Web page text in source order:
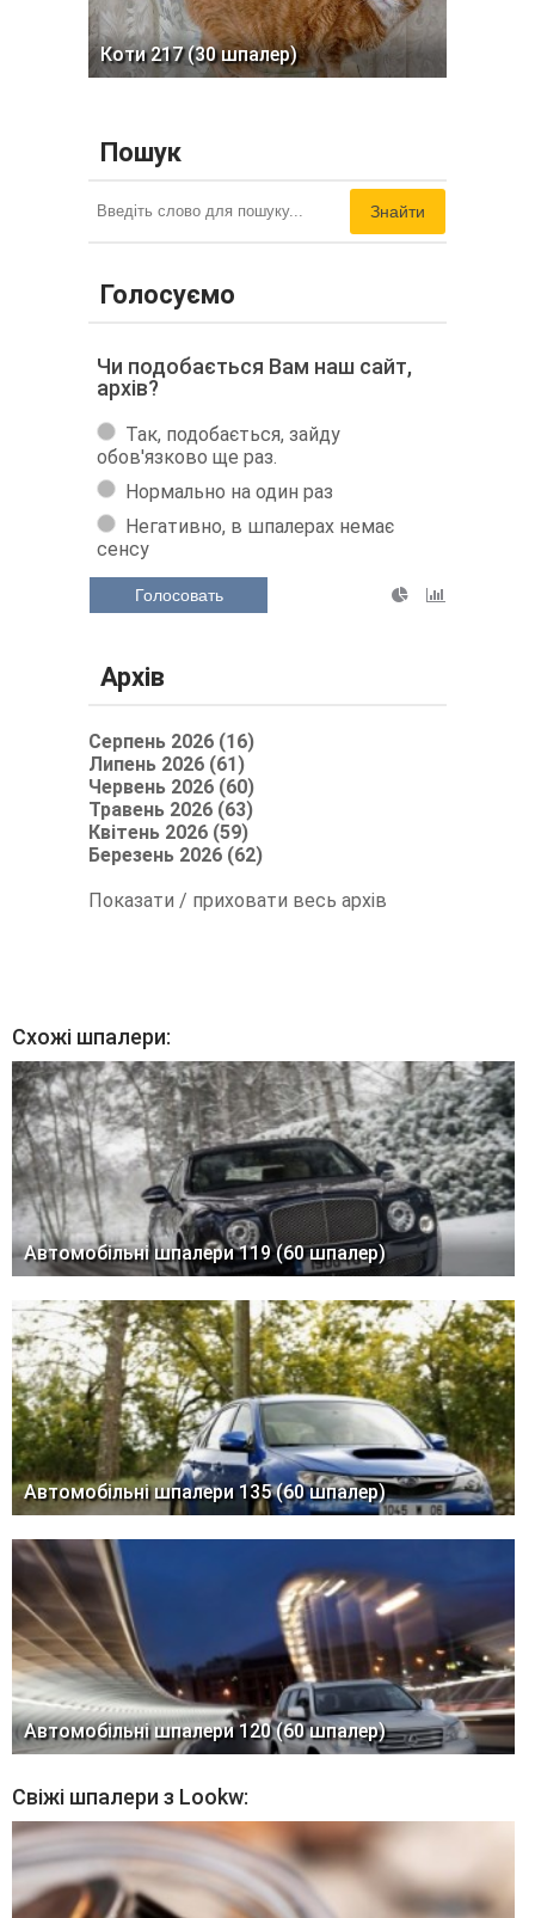
Коти 217 (30 шпалер)
Пошук
Знайти
Голосуємо
Чи подобається Вам наш сайт,
архів?
Так, подобається, зайду
обов'язково ще раз.
Нормально на один раз
Негативно, в шпалерах немає
сенсу
Голосовать
Архів
Серпень 2026 (16)
Липень 2026 (61)
Червень 2026 (60)
Травень 2026 (63)
Квітень 2026 (59)
Березень 2026 (62)
Показати / приховати весь архів
Схожі шпалери:
Автомобільні шпалери 119 (60 шпалер)
Автомобільні шпалери 135 (60 шпалер)
Автомобільні шпалери 120 (60 шпалер)
Свіжі шпалери з Lookw: